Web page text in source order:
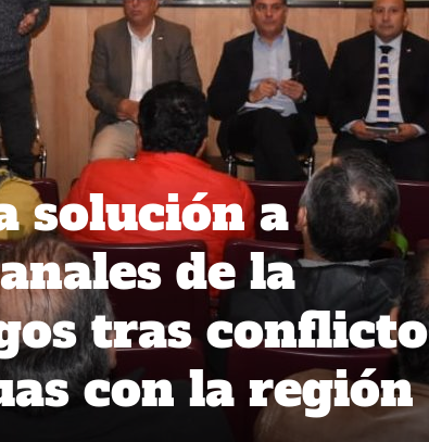
solución a
de la
tras conflicto
con la región